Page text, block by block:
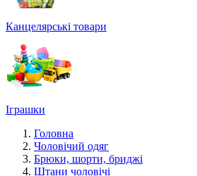
Канцелярські товари
Іграшки
Головна
Чоловічий одяг
Брюки, шорти, бриджі
Штани чоловічі